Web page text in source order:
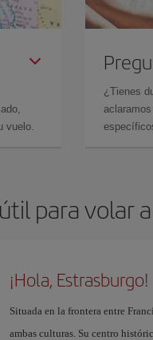
vuelo.
¿Tienes
para volar
¡Hola, Estrasburgo!
Situada en la frontera entre
ambas culturas. Su centro